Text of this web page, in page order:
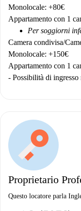
Monolocale: +80€
Appartamento con 1
Per soggiorni
Camera condivisa/
Monolocale: +150€
Appartamento con 1
- Possibilità di
Proprietario
Questo locatore parla